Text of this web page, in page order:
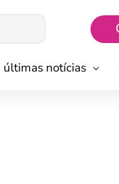
últimas notícias